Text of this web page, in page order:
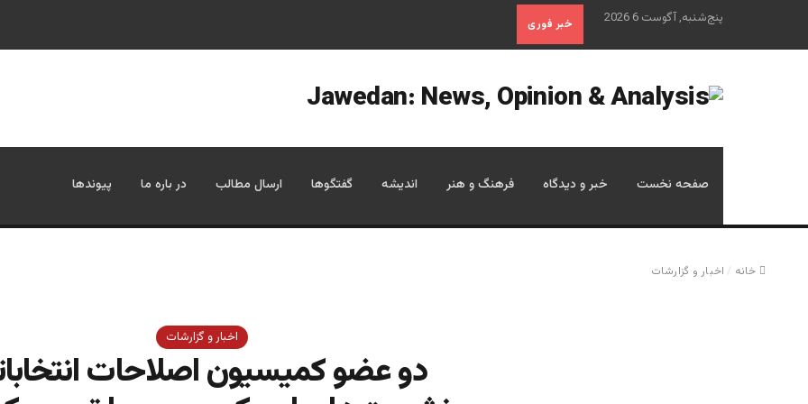
پنج‌شنبه, آگوست 6 2026 خبر فوری
صفحه نخست خبر و دیدگاه فرهنگ و هنر اندیشه گفتگوها ارسال مطالب در باره ما پیوندها
خانه / اخبار و گزارشات
اخبار و گزارشات
دو عضو کمیسیون اصلاحات